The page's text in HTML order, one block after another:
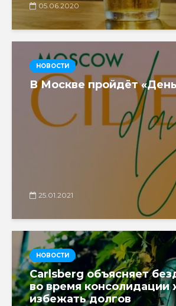
05.06.2020
НОВОСТИ
В Москве пройдёт
25.01.2021
НОВОСТИ
Carlsberg объясняет
во время консолидации
избежать долгов